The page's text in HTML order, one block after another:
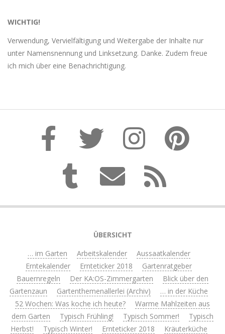
WICHTIG!
Verwendung, Vervielfältigung und Weitergabe der Inhalte nur
unter Namensnennung und Linksetzung. Danke. Zudem freue
ich mich über eine Benachrichtigung.
ÜBERSICHT
… im Garten
Arbeitskalender
Aussaatkalender
Erntekalender
Ernteticker 2018
Gartenratgeber
Bauernregeln
Der KA:OS-Zimmergarten
Blick über den
Gartenzaun
Gartenthemenallerlei (Archiv)
… in der Küche
52 Wochen: Was koche ich heute?
Warme Mahlzeiten aus
dem Garten
Typisch Frühling! Typisch Sommer!
Typisch
Herbst!
Typisch Winter! Ernteticker 2018
Kräuterküche